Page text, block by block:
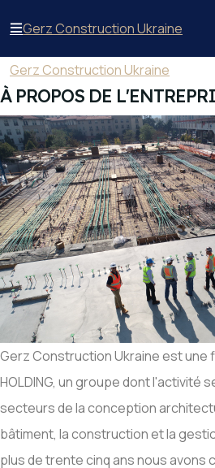
Gerz Construction Ukraine
Gerz Construction Ukraine
À PROPOS DE
Gerz Construction Ukraine est une
HOLDING, un groupe dont l'activité
secteurs de la conception
bâtiment, la construction et la
plus de trente cinq ans nous avons